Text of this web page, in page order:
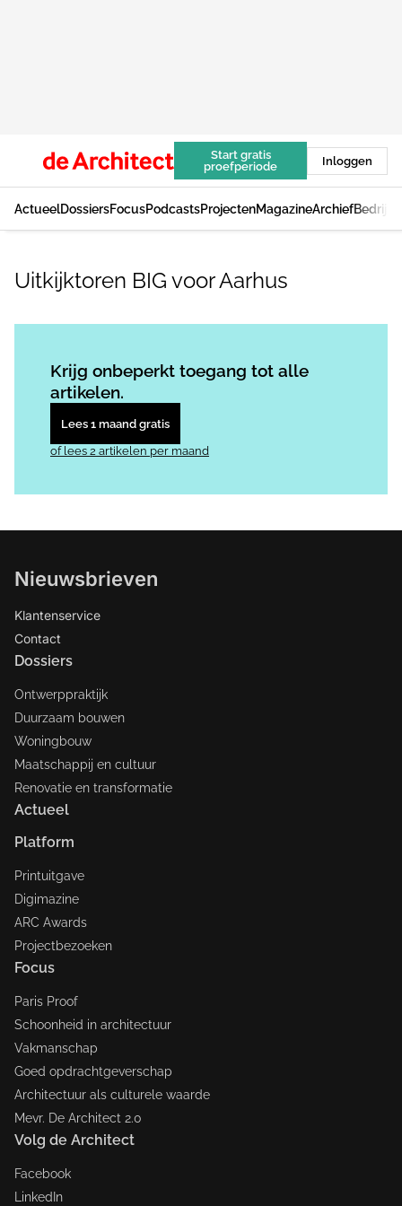
Start gratis
proefperiode
Inloggen
ActueelDossiersFocusPodcastsProjectenMagazineArchief
Uitkijktoren BIG voor Aarhus
Krijg onbeperkt toegang tot alle
artikelen.
Lees 1 maand gratis
of lees 2 artikelen per maand
Nieuwsbrieven
Klantenservice
Contact
Dossiers
Ontwerppraktijk
Duurzaam bouwen
Woningbouw
Maatschappij en cultuur
Renovatie en transformatie
Actueel
Platform
Printuitgave
Digimazine
ARC Awards
Projectbezoeken
Focus
Paris Proof
Schoonheid in architectuur
Vakmanschap
Goed opdrachtgeverschap
Architectuur als culturele waarde
Mevr. De Architect 2.0
Volg de Architect
Facebook
LinkedIn